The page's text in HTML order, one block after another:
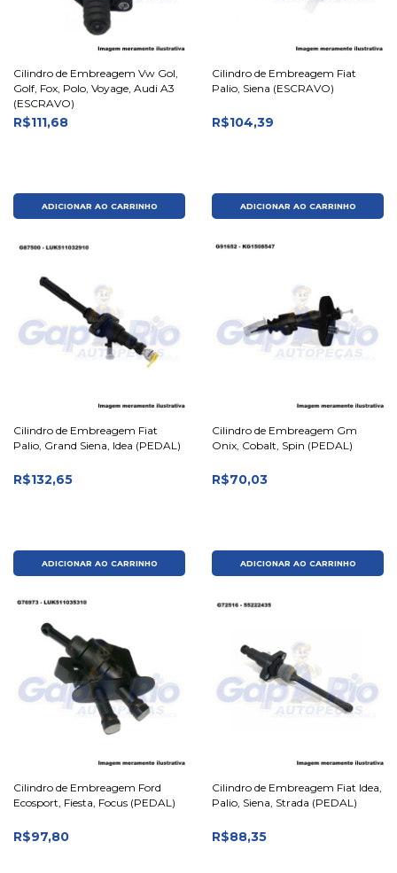
Cilindro de Embreagem Vw Gol,
Golf, Fox, Polo, Voyage, Audi A3
(ESCRAVO)
R$111,68
ADICIONAR AO CARRINHO
Cilindro de Embreagem Fiat
Palio, Siena (ESCRAVO)
R$104,39
ADICIONAR AO CARRINHO
Cilindro de Embreagem Fiat
Palio, Grand Siena, Idea (PEDAL)
R$132,65
ADICIONAR AO CARRINHO
Cilindro de Embreagem Gm
Onix, Cobalt, Spin (PEDAL)
R$70,03
ADICIONAR AO CARRINHO
Cilindro de Embreagem Ford
Ecosport, Fiesta, Focus (PEDAL)
R$97,80
Cilindro de Embreagem Fiat Idea,
Palio, Siena, Strada (PEDAL)
R$88,35